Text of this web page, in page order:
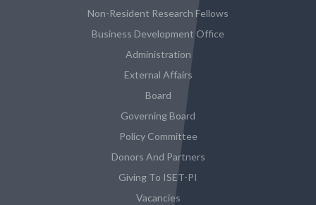
Non-Resident Research Fellows
Business Development Office
Administration
External Affairs
Board
Governing Board
Policy Committee
Donors And Partners
Giving To ISET-PI
Vacancies